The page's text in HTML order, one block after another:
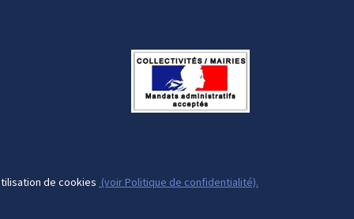
de cookies (voir Politique de confidentialité).